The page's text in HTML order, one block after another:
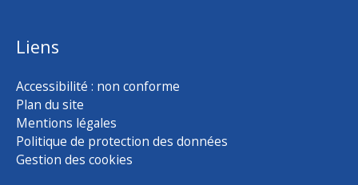
Liens
Accessibilité : non conforme
Plan du site
Mentions légales
Politique de protection des données
Gestion des cookies